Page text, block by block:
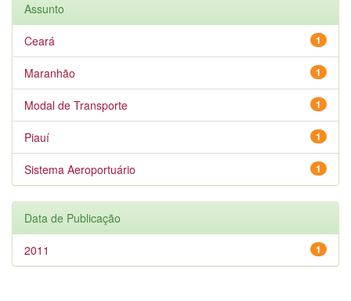
Assunto
1
Ceará
1
Maranhão
1
Modal de Transporte
1
Piauí
1
Sistema Aeroportuário
Data de Publicação
1
2011